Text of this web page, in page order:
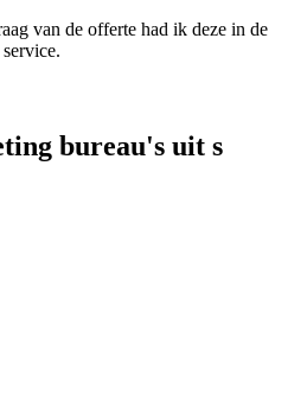
van de offerte had ik deze in de
bureau's uit s